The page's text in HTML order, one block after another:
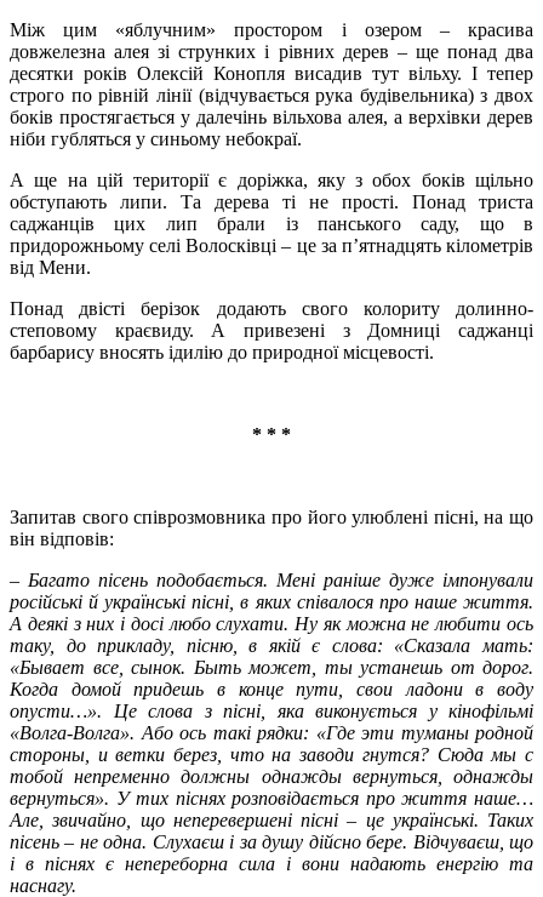
Між цим «яблучним» простором і озером – красива
довжелезна алея зі струнких і рівних дерев – ще понад два
десятки років Олексій Конопля висадив тут вільху. І тепер
строго по рівній лінії (відчувається рука будівельника) з двох
боків простягається у далечінь вільхова алея, а верхівки дерев
ніби губляться у синьому небокраї.
А ще на цій території є доріжка, яку з обох боків щільно
обступають липи. Та дерева ті не прості. Понад триста
саджанців цих лип брали із панського саду, що в
придорожньому селі Волосківці – це за п’ятнадцять кілометрів
від Мени.
Понад двісті берізок додають свого колориту долинно-
степовому краєвиду. А привезені з Домниці саджанці
барбарису вносять ідилію до природної місцевості.
* * *
Запитав свого співрозмовника про його улюблені пісні, на що
він відповів:
– Багато пісень подобається. Мені раніше дуже імпонували
російські й українські пісні, в яких співалося про наше життя.
А деякі з них і досі любо слухати. Ну як можна не любити ось
таку, до прикладу, пісню, в якій є слова: «Сказала мать:
«Бывает все, сынок. Быть может, ты устанешь от дорог.
Когда домой придешь в конце пути, свои ладони в воду
опусти…». Це слова з пісні, яка виконується у кінофільмі
«Волга-Волга». Або ось такі рядки: «Где эти туманы родной
стороны, и ветки берез, что на заводи гнутся? Сюда мы с
тобой непременно должны однажды вернуться, однажды
вернуться». У тих піснях розповідається про життя наше…
Але, звичайно, що неперевершені пісні– це українські. Таких
пісень– не одна. Слухаєш і за душу дійсно бере. Відчуваєш, що
і в піснях є непереборна сила і вони надають енергію та
наснагу.